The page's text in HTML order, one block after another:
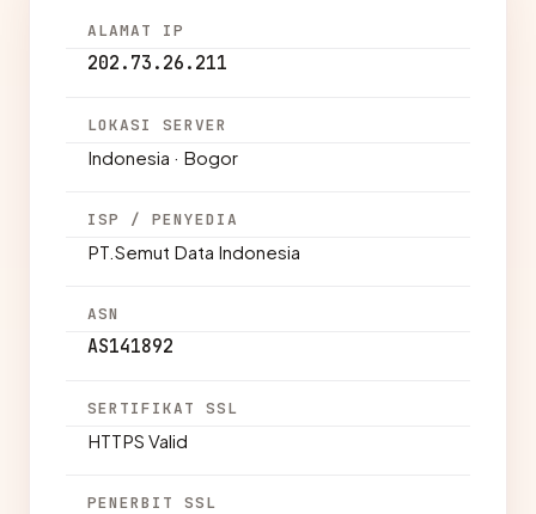
ALAMAT IP
202.73.26.211
LOKASI SERVER
Indonesia · Bogor
ISP / PENYEDIA
PT.Semut Data Indonesia
ASN
AS141892
SERTIFIKAT SSL
HTTPS Valid
PENERBIT SSL